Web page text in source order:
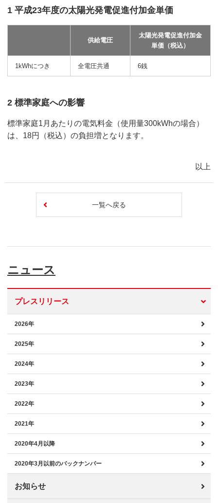
1 平成23年度の太陽光発電促進付加金単価
供給電圧
太陽光発電促進付加金
単価（税込）
1kWhにつき 全電圧共通 6銭
2 標準家庭への影響
標準家庭1月あたりの電気料金（使用量300kWhの場合）
は、18円（税込）の負担増となります。
以上
一覧へ戻る
ニュース
プレスリリース
2026年
2025年
2024年
2023年
2022年
2021年
2020年4月以降
2020年3月以前のバックナンバー
お知らせ